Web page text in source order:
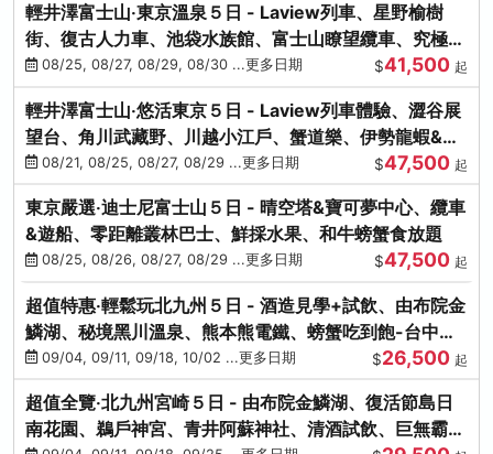
輕井澤富士山‧東京溫泉５日 - Laview列車、星野榆樹
街、復古人力車、池袋水族館、富士山瞭望纜車、究極海
鮮食放題
08/25, 08/27, 08/29, 08/30 ...更多日期 $41,500 起
輕井澤富士山‧悠活東京５日 - Laview列車體驗、澀谷展
望台、角川武藏野、川越小江戶、蟹道樂、伊勢龍蝦&海
膽生魚片
08/21, 08/25, 08/27, 08/29 ...更多日期 $47,500 起
東京嚴選‧迪士尼富士山５日 - 晴空塔&寶可夢中心、纜車
&遊船、零距離叢林巴士、鮮採水果、和牛螃蟹食放題
08/25, 08/26, 08/27, 08/29 ...更多日期 $47,500 起
超值特惠‧輕鬆玩北九州５日 - 酒造見學+試飲、由布院金
鱗湖、秘境黑川溫泉、熊本熊電鐵、螃蟹吃到飽-台中出
發09/04, 09/11, 09/18, 10/02 ...更多日期 $26,500 起
超值全覽‧北九州宮崎５日 - 由布院金鱗湖、復活節島日
南花園、鵜戶神宮、青井阿蘇神社、清酒試飲、巨無霸熊